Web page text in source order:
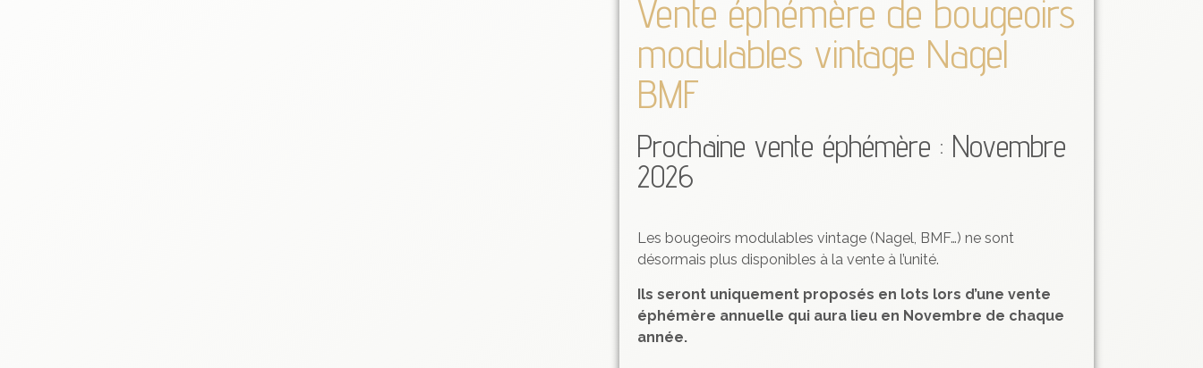
Vente éphémère de bougeoirs
modulables vintage Nagel
BMF
Prochaine vente éphémère : Novembre
2026
Les bougeoirs modulables vintage (Nagel, BMF…) ne sont
désormais plus disponibles à la vente à l’unité.
Ils seront uniquement proposés en lots lors d’une vente
éphémère annuelle qui aura lieu en Novembre de chaque
année.